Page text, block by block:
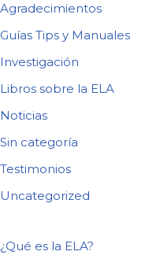
Agradecimientos
Guías Tips y Manuales
Investigación
Libros sobre la ELA
Noticias
Sin categoría
Testimonios
Uncategorized
¿Qué es la ELA?